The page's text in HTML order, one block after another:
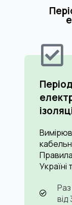
від